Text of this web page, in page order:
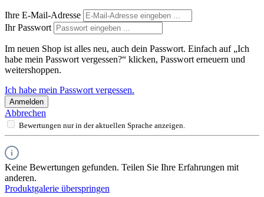
Ihre E-Mail-Adresse
Ihr Passwort
Im neuen Shop ist alles neu, auch dein Passwort. Einfach auf „Ich
habe mein Passwort vergessen?“ klicken, Passwort erneuern und
weitershoppen.
Ich habe mein Passwort vergessen.
Anmelden
Abbrechen
Bewertungen nur in der aktuellen Sprache anzeigen.
Keine Bewertungen gefunden. Teilen Sie Ihre Erfahrungen mit
anderen.
Produktgalerie überspringen